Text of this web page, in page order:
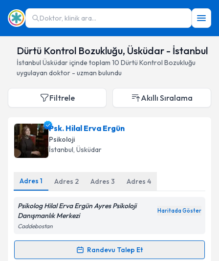
Doktor, klinik ara...
Dürtü Kontrol Bozukluğu, Üsküdar - İstanbul
İstanbul Üsküdariçinde toplam 10 Dürtü Kontrol Bozukluğu
uygulayan doktor - uzman bulundu
Filtrele Akıllı Sıralama
Psk. Hilal Erva Ergün
Psikoloji
İstanbul, Üsküdar
Adres 1 Adres 2 Adres 3 Adres 4
Psikolog Hilal Erva Ergün Ayres Psikoloji
Danışmanlık Merkezi
Haritada Göster
Caddebostan
Randevu Talep Et
Randevu Takvimi Talebi